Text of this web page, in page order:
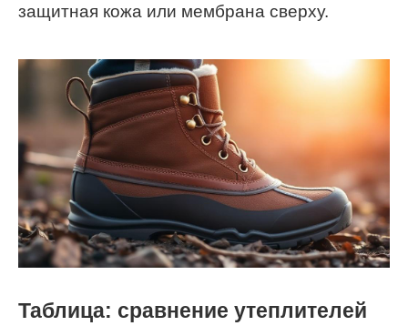
защитная кожа или мембрана сверху.
Таблица: сравнение утеплителей